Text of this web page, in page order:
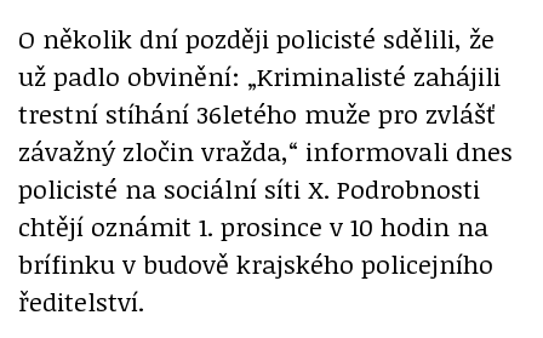
O několik dní později policisté sdělili, že
už padlo obvinění: „Kriminalisté zahájili
trestní stíhání 36letého muže pro zvlášť
závažný zločin vražda,“ informovali dnes
policisté na sociální síti X. Podrobnosti
chtějí oznámit 1. prosince v 10 hodin na
brífinku v budově krajského policejního
ředitelství.